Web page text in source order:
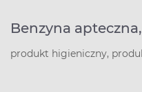
Benzyna
produkt higieniczny,